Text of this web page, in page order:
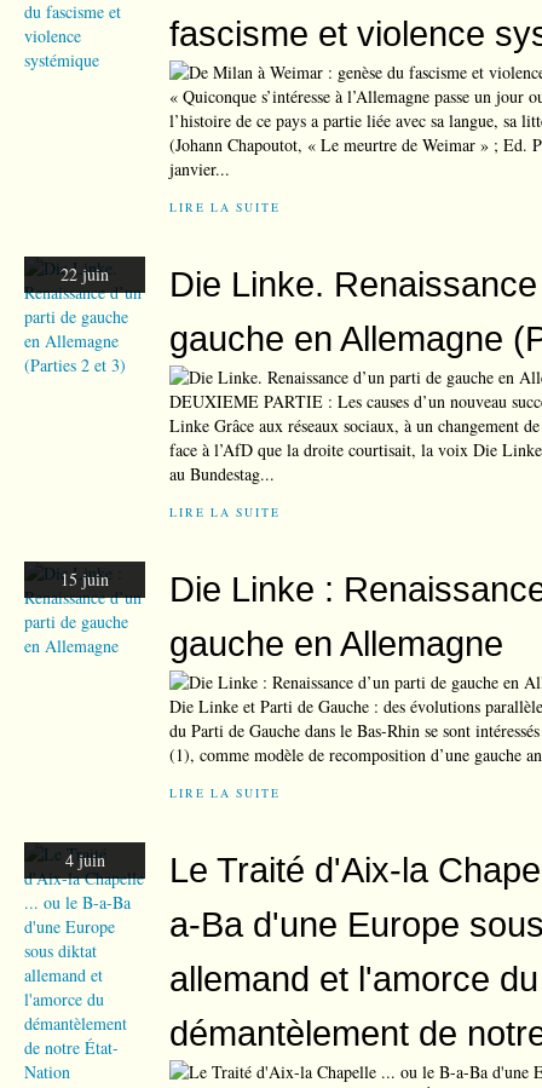
fascisme et violence
« Quiconque s’intéresse à l’Allemagne passe un jour
l’histoire de ce pays a partie liée avec sa langue, sa
(Johann Chapoutot, « Le meurtre de Weimar » ; Ed.
janvier...
LIRE LA SUITE
22 juin
Die Linke. Renaissance
gauche en Allemagne
DEUXIEME PARTIE : Les causes d’un nouveau
Linke Grâce aux réseaux sociaux, à un changement
face à l’AfD que la droite courtisait, la voix Die
au Bundestag...
LIRE LA SUITE
15 juin
Die Linke :
gauche en Allemagne
Die Linke et Parti de Gauche : des évolutions
du Parti de Gauche dans le Bas-Rhin se sont
(1), comme modèle de recomposition d’une gauche
LIRE LA SUITE
4 juin
Le Traité d'Aix-la
a-Ba d'une Europe
allemand et l'amorce du
démantèlement de